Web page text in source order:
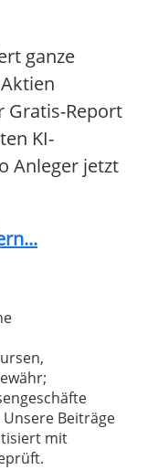
ganze
Gratis-Report
KI-
Anleger jetzt
Beiträge
mit